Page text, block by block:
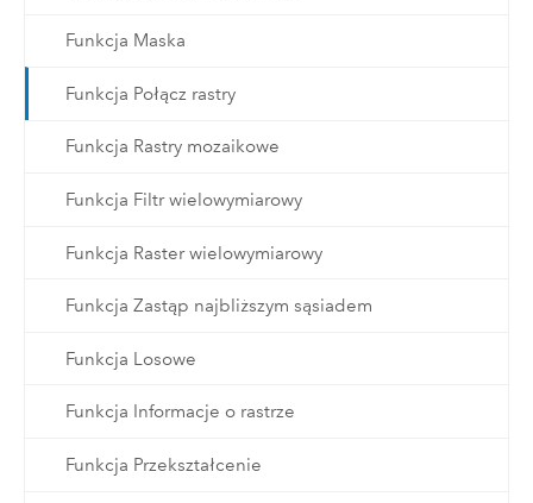
Funkcja Maska
Funkcja Połącz rastry
Funkcja Rastry mozaikowe
Funkcja Filtr wielowymiarowy
Funkcja Raster wielowymiarowy
Funkcja Zastąp najbliższym sąsiadem
Funkcja Losowe
Funkcja Informacje o rastrze
Funkcja Przekształcenie